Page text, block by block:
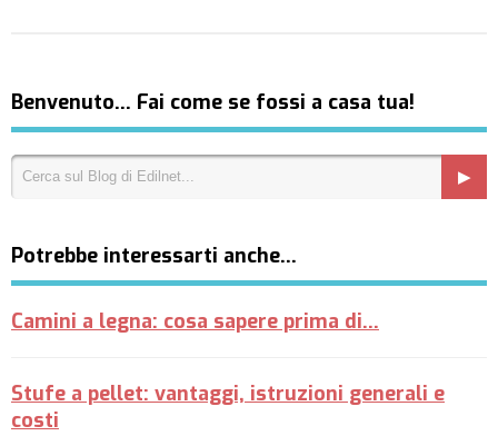
Benvenuto… Fai come se fossi a casa tua!
Potrebbe interessarti anche…
Camini a legna: cosa sapere prima di...
Stufe a pellet: vantaggi, istruzioni generali e
costi